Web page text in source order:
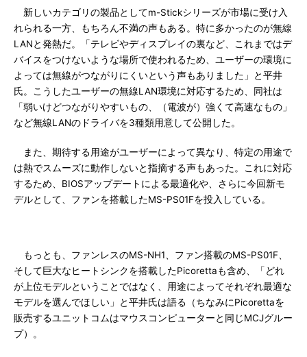
新しいカテゴリの製品としてm-Stickシリーズが市場に受け入
れられる一方、もちろん不満の声もある。特に多かったのが無線
LANと発熱だ。「テレビやディスプレイの裏など、これまではデ
バイスをつけないような場所で使われるため、ユーザーの環境に
よっては無線がつながりにくいという声もありました」と平井
氏。こうしたユーザーの無線LAN環境に対応するため、同社は
「弱いけどつながりやすいもの、（電波が）強くて高速なもの」
など無線LANのドライバを3種類用意して公開した。
また、期待する用途がユーザーによって異なり、特定の用途で
は熱でスムーズに動作しないと指摘する声もあった。これに対応
するため、BIOSアップデートによる最適化や、さらに今回新モ
デルとして、ファンを搭載したMS-PS01Fを投入している。
もっとも、ファンレスのMS-NH1、ファン搭載のMS-PS01F、
そして巨大なヒートシンクを搭載したPicorettaも含め、「どれ
が上位モデルということではなく、用途によってそれぞれ最適な
モデルを選んでほしい」と平井氏は語る（ちなみにPicorettaを
販売するユニットコムはマウスコンピューターと同じMCJグルー
プ）。